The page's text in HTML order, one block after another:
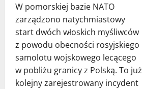
W pomorskiej bazie NATO
zarządzono natychmiastowy
start dwóch włoskich myśliwców
z powodu obecności rosyjskiego
samolotu wojskowego lecącego
w pobliżu granicy z Polską. To już
kolejny zarejestrowany incydent